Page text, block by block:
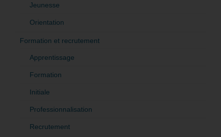
Jeunesse
Orientation
Formation et recrutement
Apprentissage
Formation
Initiale
Professionnalisation
Recrutement